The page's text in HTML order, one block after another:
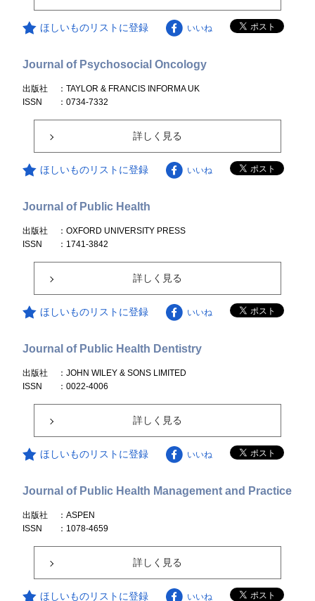
ほしいものリストに登録 いいね
Journal of Psychosocial Oncology
出版社
：TAYLOR & FRANCIS INFORMA UK
ISSN
：0734-7332
詳しく見る
ほしいものリストに登録 いいね
Journal of Public Health
出版社
：OXFORD UNIVERSITY PRESS
ISSN
：1741-3842
詳しく見る
ほしいものリストに登録 いいね
Journal of Public Health Dentistry
出版社
：JOHN WILEY & SONS LIMITED
ISSN
：0022-4006
詳しく見る
ほしいものリストに登録 いいね
Journal of Public Health Management and Practice
出版社
：ASPEN
ISSN
：1078-4659
詳しく見る
ほしいものリストに登録 いいね